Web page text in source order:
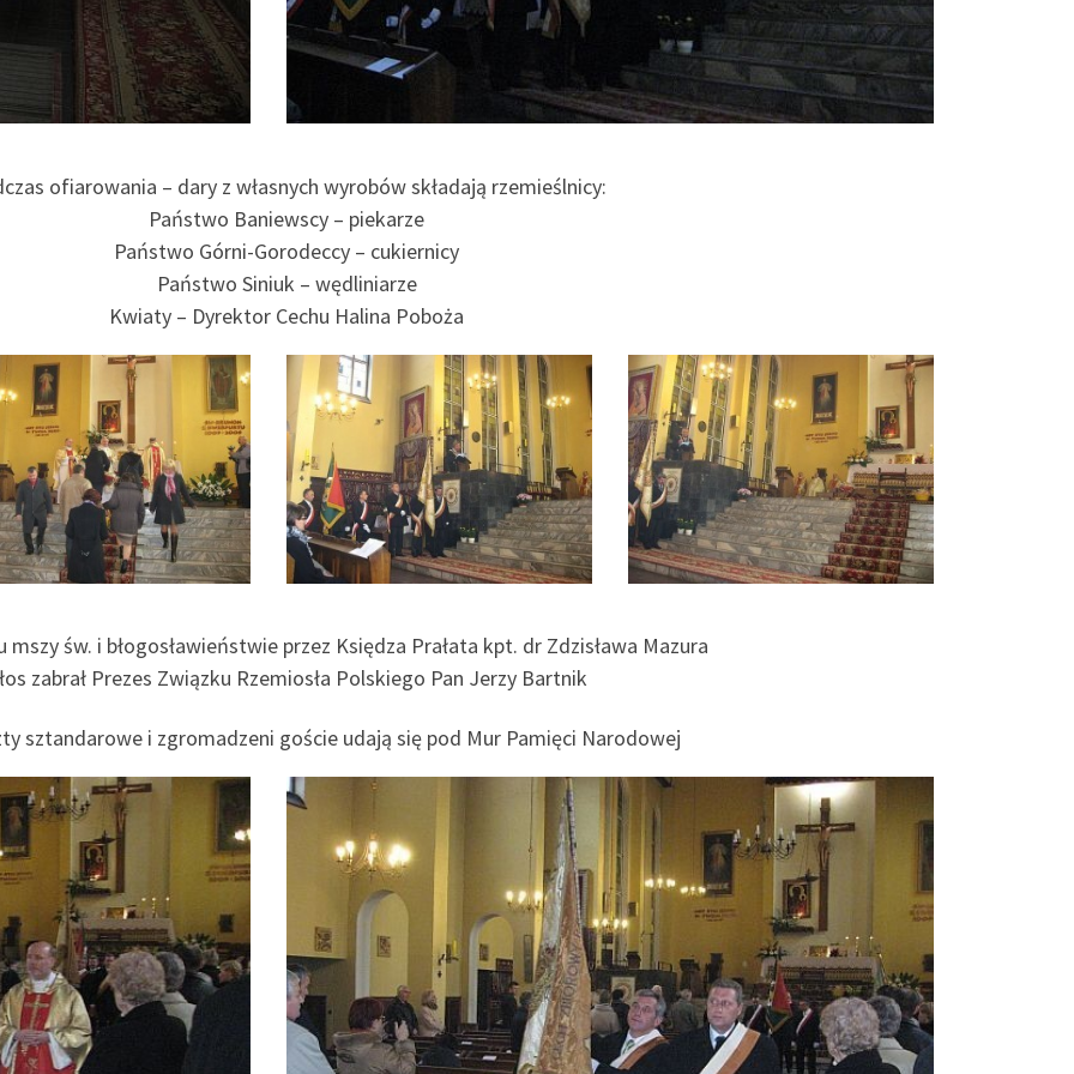
ofiarowania – dary z własnych wyrobów składają rzemieślnicy:
Państwo Baniewscy – piekarze
Państwo Górni-Gorodeccy – cukiernicy
Państwo Siniuk – wędliniarze
Kwiaty – Dyrektor Cechu Halina Poboża
mszy św. i błogosławieństwie przez Księdza Prałata kpt. dr Zdzisława Mazura
zabrał Prezes Związku Rzemiosła Polskiego Pan Jerzy Bartnik
sztandarowe i zgromadzeni goście udają się pod Mur Pamięci Narodowej